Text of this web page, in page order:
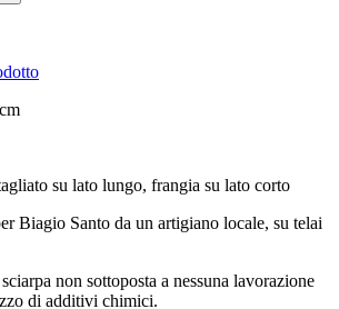
su lato lungo, frangia su lato corto
Biagio Santo da un artigiano locale, su telai
non sottoposta a nessuna lavorazione
di additivi chimici.